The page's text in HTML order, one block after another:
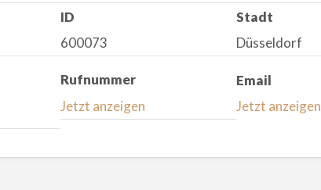
ID
600073
Stadt
Düsseldorf
Rufnummer
Jetzt anzeigen
Email
Jetzt anzeigen